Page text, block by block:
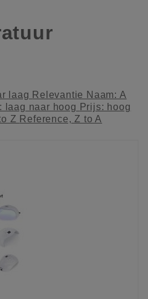
laag Relevantie Naam: A
laag naar hoog Prijs: hoog
Z Reference, Z to A